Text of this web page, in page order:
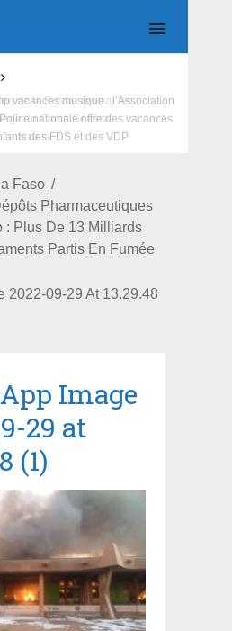
de la Russie rénove les
du Camp Général
Lamizana
Faso
Pharmaceutiques
: Plus De 13 Milliards
Partis En Fumée
2022-09-29 At 13.29.48
Image
29 at
(1)